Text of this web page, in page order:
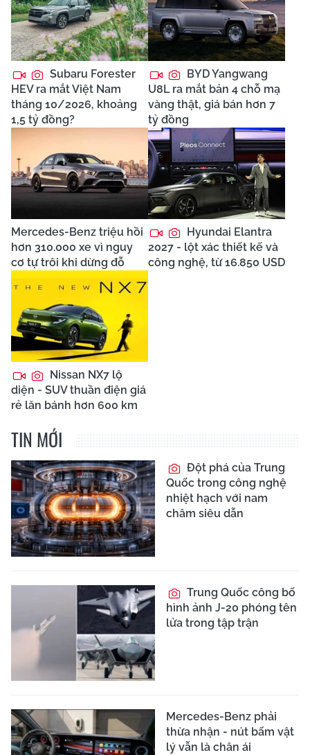
Subaru Forester
HEV ra mắt Việt Nam
tháng 10/2026, khoảng
1,5 tỷ đồng?
BYD Yangwang
U8L ra mắt bản 4 chỗ mạ
vàng thật, giá bán hơn 7
tỷ đồng
Mercedes-Benz triệu hồi
hơn 310.000 xe vì nguy
cơ tự trôi khi dừng đỗ
Hyundai Elantra
2027 - lột xác thiết kế và
công nghệ, từ 16.850 USD
Nissan NX7 lộ
diện - SUV thuần điện giá
rẻ lăn bánh hơn 600 km
TIN MỚI
Đột phá của Trung
Quốc trong công nghệ
nhiệt hạch với nam
châm siêu dẫn
Trung Quốc công bố
hình ảnh J-20 phóng tên
lửa trong tập trận
Mercedes-Benz phải
thừa nhận - nút bấm vật
lý vẫn là chân ái